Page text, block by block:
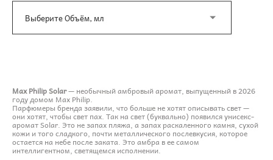
Выберите Объём, мл
Max Philip Solar— необычный амбровый аромат, выпущенный в 2026
году домом Max Philip.
Парфюмеры бренда заявили, что больше не хотят описывать свет —
они хотят, чтобы свет пах. Так на свет (буквально) появился унисекс-
аромат Solar. Это не запах пляжа, а запах раскаленного камня, сухой
кожи и того сладкого, почти металлического послевкусия, которое
остается на небе после заката. Это амбра в ее самом
интеллигентном, светящемся исполнении.